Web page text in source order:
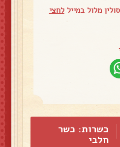
מלול במייללחצי
כשרות: כשר
חלבי